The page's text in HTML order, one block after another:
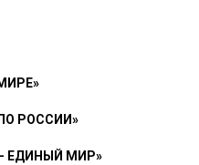
РОССИИ»
ЕДИНЫЙ МИР»